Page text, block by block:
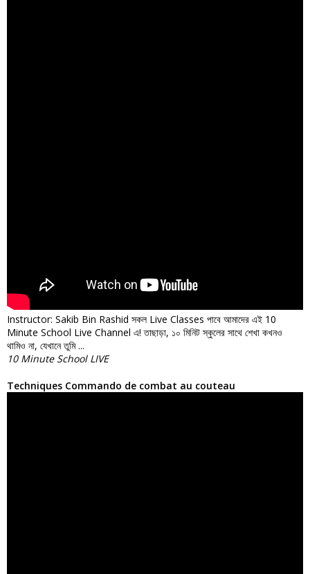
Instructor: Sakib Bin Rashid সকল Live Classes পাবে আমাদের এই 10
Minute School Live Channel এ! তাছাড়া, ১০ মিনিট স্কুলের সাথে শেখা কখনও
থামিও না, যেখানে তুমি ...
10 Minute School LIVE
Techniques Commando de combat au couteau